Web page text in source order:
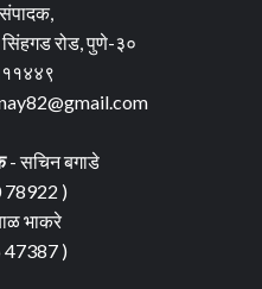
रोड, पुणे-३०
- सचिन बगाडे
)
भाकरे
)